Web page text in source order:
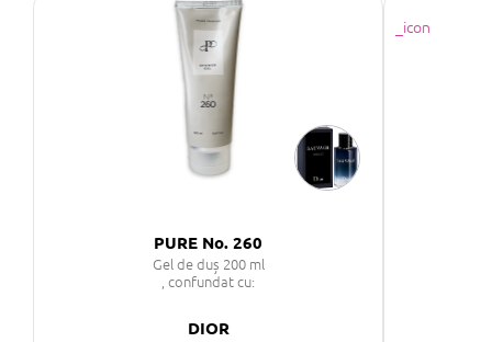
PURE No. 260
Gel de duș 200 ml
, confundat cu:
DIOR